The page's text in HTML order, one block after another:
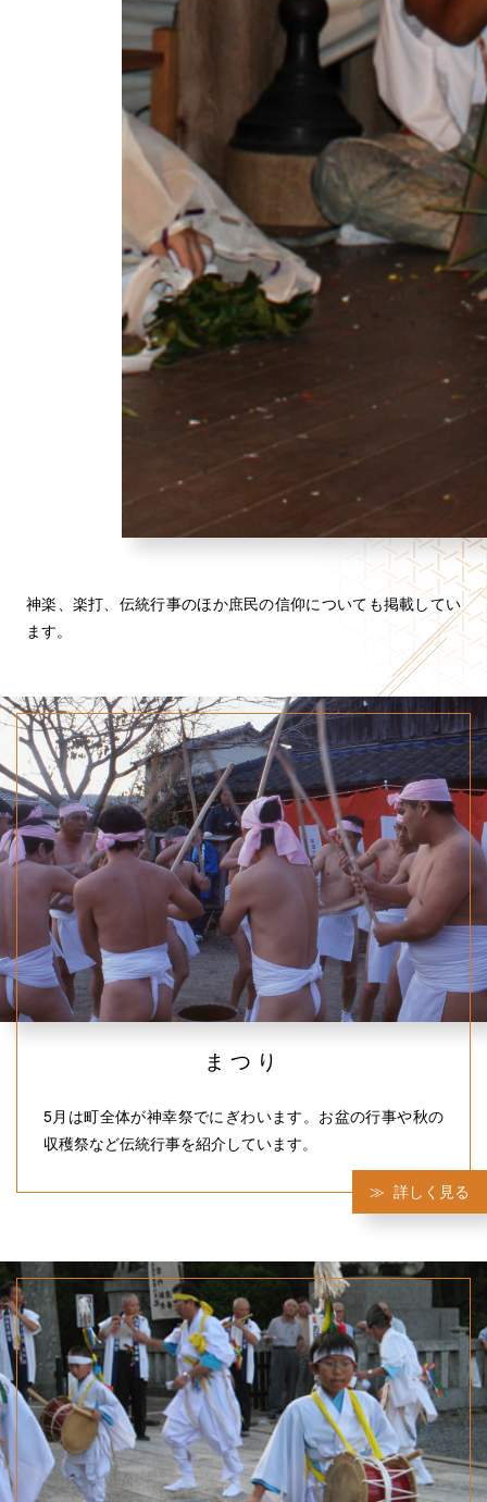
神楽、楽打、伝統行事のほか庶民の信仰についても掲載してい
ます。
まつり
5月は町全体が神幸祭でにぎわいます。お盆の行事や秋の
収穫祭など伝統行事を紹介しています。
詳しく見る